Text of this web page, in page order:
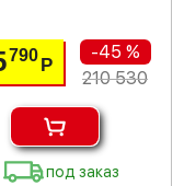
790 Р
-45 %
210 530
под заказ